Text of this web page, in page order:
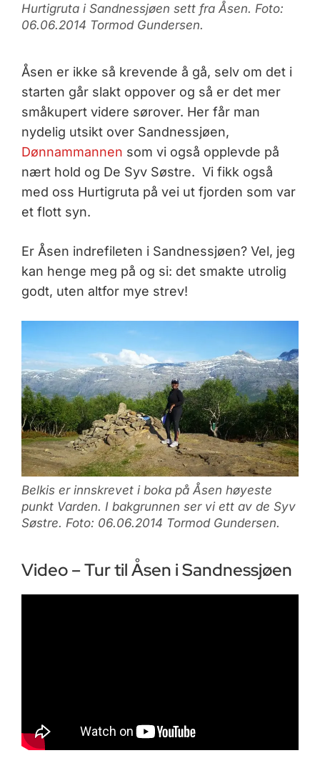
Hurtigruta i Sandnessjøen sett fra Åsen. Foto:
06.06.2014 Tormod Gundersen.
Åsen er ikke så krevende å gå, selv om det i
starten går slakt oppover og så er det mer
småkupert videre sørover. Her får man
nydelig utsikt over Sandnessjøen,
Dønnammannen som vi også opplevde på
nært hold og De Syv Søstre. Vi fikk også
med oss Hurtigruta på vei ut fjorden som var
et flott syn.
Er Åsen indrefileten i Sandnessjøen? Vel, jeg
kan henge meg på og si: det smakte utrolig
godt, uten altfor mye strev!
Belkis er innskrevet i boka på Åsen høyeste
punkt Varden. I bakgrunnen ser vi ett av de Syv
Søstre. Foto: 06.06.2014 Tormod Gundersen.
Video – Tur til Åsen i Sandnessjøen